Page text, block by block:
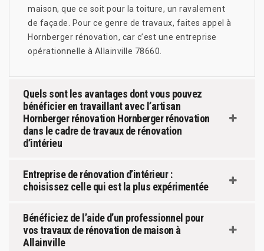
maison, que ce soit pour la toiture, un ravalement
de façade. Pour ce genre de travaux, faites appel à
Hornberger rénovation, car c’est une entreprise
opérationnelle à Allainville 78660.
Quels sont les avantages dont vous pouvez
bénéficier en travaillant avec l’artisan
Hornberger rénovation Hornberger rénovation
dans le cadre de travaux de rénovation
d’intérieu
Entreprise de rénovation d’intérieur :
choisissez celle qui est la plus expérimentée
Bénéficiez de l’aide d’un professionnel pour
vos travaux de rénovation de maison à
Allainville